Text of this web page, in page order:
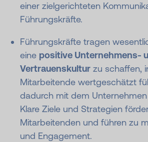
einer zielgerichteten
Führungskräfte.
Führungskräfte tragen
eine positive Unternehmens-
Vertrauenskultur zu schaffen,
Mitarbeitende wertgeschätzt
dadurch mit dem Unternehmen
Klare Ziele und Strategien
Mitarbeitenden und führen zu
und Engagement.